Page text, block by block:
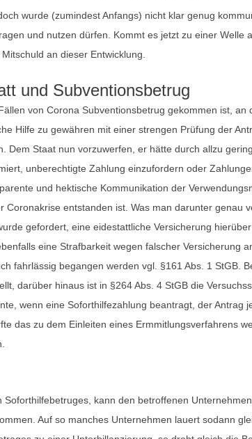
wurde (zumindest Anfangs) nicht klar genug
und nutzen dürfen. Kommt es jetzt zu einer Welle
an dieser Entwicklung.
und Subventionsbetrug
von Corona Subventionsbetrug gekommen ist,
Hilfe zu gewähren mit einer strengen Prüfung der
Dem Staat nun vorzuwerfen, er hätte durch allzu
unberechtigte Zahlung einzufordern oder
und hektische Kommunikation der
entstanden ist. Was man darunter genau
gefordert, eine eidestattliche Versicherung
eine Strafbarkeit wegen falscher Versicherung
fahrlässig begangen werden vgl. §161 Abs. 1 StGB.
darüber hinaus ist in §264 Abs. 4 StGB die
wenn eine Soforthilfezahlung beantragt, der Antrag
das zu dem Einleiten eines Ermmitlungsverfahrens
kann den betroffenen
Auf so manches Unternehmen lauert sodann